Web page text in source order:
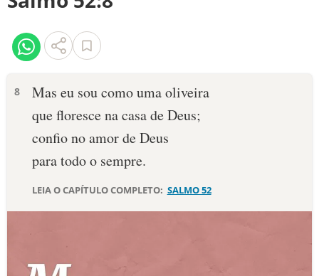
NOVO TESTAMENTO
VERSÍCULOS
PALAVRA DO DIA
SALMO DO DIA
DEVOCIONAL DIÁRIO
ESTUDOS BÍBLICOS
8
Mas eu sou como uma oliveira
que floresce na casa de Deus;
confio no amor de Deus
para todo o sempre.
LEIA O CAPÍTULO COMPLETO: SALMO 52